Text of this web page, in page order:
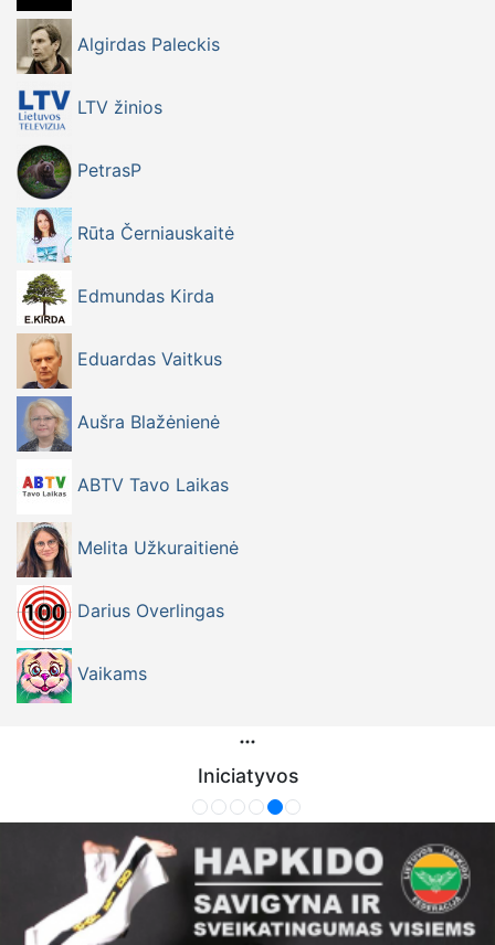
Algirdas Paleckis
LTV žinios
PetrasP
Rūta Černiauskaitė
Edmundas Kirda
Eduardas Vaitkus
Aušra Blažėnienė
ABTV Tavo Laikas
Melita Užkuraitienė
Darius Overlingas
Vaikams
Iniciatyvos